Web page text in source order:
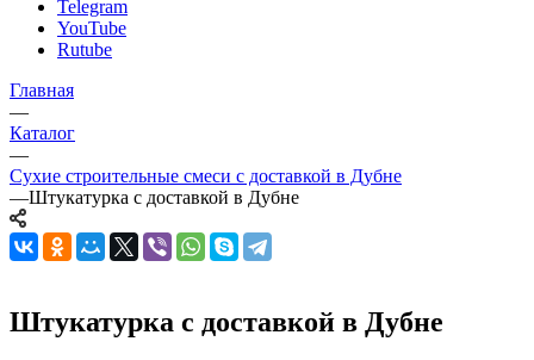
Telegram
YouTube
Rutube
Главная
—
Каталог
—
Сухие строительные смеси с доставкой в Дубне
—Штукатурка с доставкой в Дубне
Штукатурка с доставкой в Дубне